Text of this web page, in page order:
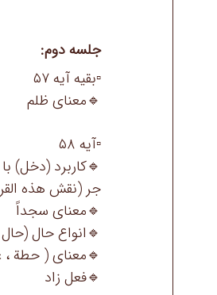
جلسه دوم:
▫️بقیه آیه ۵۷
🔹معنای ظلم
▫️آیه ۵۸
🔹کاربرد (دخل)
جر (نقش هذه
🔹معنای سجداً
🔹انواع حال
🔹معنای ( حطة ،
🔹فعل زاد